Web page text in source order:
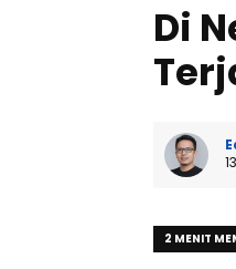
Di
2 MENIT